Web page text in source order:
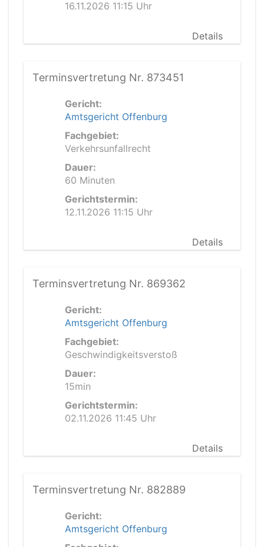
16.11.2026 11:15 Uhr
Details
Terminsvertretung Nr. 873451
Gericht:
Amtsgericht Offenburg
Fachgebiet:
Verkehrsunfallrecht
Dauer:
60 Minuten
Gerichtstermin:
12.11.2026 11:15 Uhr
Details
Terminsvertretung Nr. 869362
Gericht:
Amtsgericht Offenburg
Fachgebiet:
Geschwindigkeitsverstoß
Dauer:
15min
Gerichtstermin:
02.11.2026 11:45 Uhr
Details
Terminsvertretung Nr. 882889
Gericht:
Amtsgericht Offenburg